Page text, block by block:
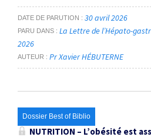
DATE DE PARUTION 30 avril 2026
PARU DANS
La Lettre de l’Hépato-
2026
AUTEUR Pr Xavier HÉBUTERNE
Dossier Best of Biblio
NUTRITION – L’obésité est